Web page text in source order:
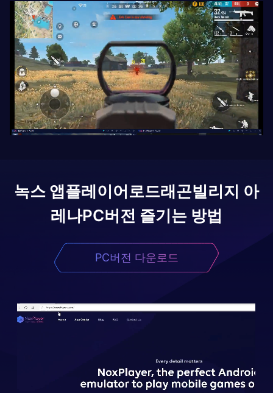
녹스 앱플레이어로드래곤빌리지 아
레나PC버전 즐기는 방법
PC버전 다운로드